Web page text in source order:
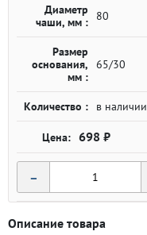
Диаметр
чаши, мм :
80
Размер
основания,
мм :
65/30
Количество : в наличии
698 ₽
-
Описание товара